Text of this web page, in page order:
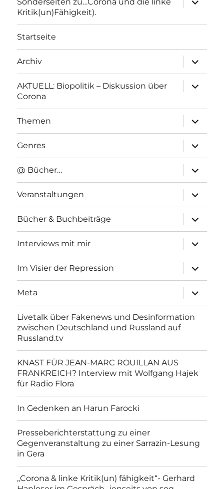
Kritik(un)Fähigkeit).
anzeigen
Startseite
Archiv
anzeigen
AKTUELL: Biopolitik – Diskussion über
Corona
anzeigen
Themen
anzeigen
Genres
anzeigen
@ Bücher…
anzeigen
Veranstaltungen
anzeigen
Bücher & Buchbeiträge
anzeigen
Interviews mit mir
anzeigen
Im Visier der Repression
anzeigen
Meta
anzeigen
Livetalk über Fakenews und Desinformation
zwischen Deutschland und Russland auf
Russland.tv
KNAST FÜR JEAN-MARC ROUILLAN AUS
FRANKREICH? Interview mit Wolfgang Hajek
für Radio Flora
In Gedenken an Harun Farocki
Presseberichterstattung zu einer
Gegenveranstaltung zu einer Sarrazin-Lesung
in Gera
„Corona & linke Kritik(un) fähigkeit“- Gerhard